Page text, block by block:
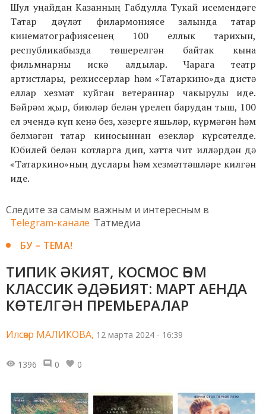
Шул уңайдан Казанның Габдулла Тукай исемендәге
Татар дәүләт филармониясе залында татар
кинематографиясенең 100 еллык тарихын,
республикабызда төшерелгән байтак кына
фильмнарны искә алдылар. Чарага театр
артистлары, режиссерлар һәм «Татаркино»да дистә
еллар хезмәт куйган ветераннар чакырулы иде.
Бәйрәм җыр, биюләр белән үрелеп барудан тыш, 100
ел эчендә күп кенә без, хәзерге яшьләр, күрмәгән һәм
белмәгән татар киносыннан өзекләр күрсәтелде.
Юбилей белән котларга дип, хәтта чит илләрдән дә
«Татаркино»ның дуслары һәм хезмәттәшләре килгән
иде.
Следите за самым важным и интересным в
Telegram-канале Татмедиа
БУ – ТЕМА!
ТИПИК ӘКИЯТ, КОСМОС ҺӘМ
КЛАССИК ӘДӘБИЯТ: МАРТ АЕНДА
КӨТЕЛГӘН ПРЕМЬЕРАЛАР
Илсөяр МАЛИКОВА, 12 марта 2024 - 16:39
1396 0 0